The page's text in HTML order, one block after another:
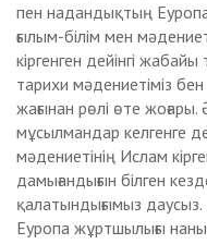
пен надандықтың
ғылым-білім мен
кіргенген дейінгі
тарихи мәдениетіміз
жағынан рөлі өте жоғары.
мұсылмандар келгенге
мәдениетінің Ислам
дамығандығын білген
қалатындығымыз даусыз.
Еуропа жұртшылығы